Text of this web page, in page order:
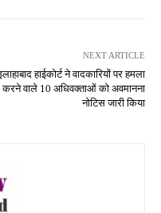
NEXT ARTICLE
हाईकोर्ट ने वादकारियों पर हमला
करने वाले 10 अधिवक्ताओं को अवमानना
नोटिस जारी किया